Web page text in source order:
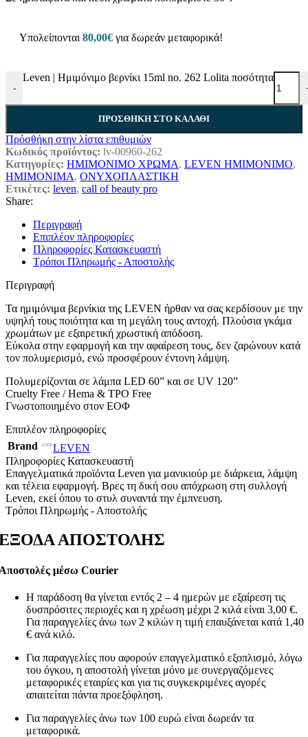
Υπολείπονται 80,00€ για δωρεάν μεταφορικά!
-
Leven | Ημιμόνιμο βερνίκι 15ml no. 262 Lolita ποσότητα
ΠΡΟΣΘΉΚΗ ΣΤΟ ΚΑΛΆΘΙ
Πρόσθήκη στην λίστα επιθυμιών
Κωδικός προϊόντος: lv-00960-262
Κατηγορίες: ΗΜΙΜΟΝΙΜΟ ΧΡΩΜΑ, LEVEN ΗΜΙΜΟΝΙΜΟ,
ΗΜΙΜΟΝΙΜΑ, ΟΝΥΧΟΠΛΑΣΤΙΚΗ
Ετικέτες: leven, call of beauty pro
Share:
Περιγραφή
Επιπλέον πληροφορίες
Πληροφορίες Κατασκευαστή
Τρόποι Πληρωμής - Αποστολής
Περιγραφή
Τα ημιμόνιμα βερνίκια της LEVEN ήρθαν να σας κερδίσουν με την
υψηλή τους ποιότητα και τη μεγάλη τους αντοχή. Πλούσια γκάμα
χρωμάτων με εξαιρετική χρωστική απόδοση.
Εύκολα στην εφαρμογή και την αφαίρεση τους, δεν ζαρώνουν κατά
τον πολυμερισμό, ενώ προσφέρουν έντονη λάμψη.
Πολυμερίζονται σε λάμπα LED 60” και σε UV 120”
Cruelty Free / Hema & TPO Free
Γνωστοποιημένο στον ΕΟΦ
Επιπλέον πληροφορίες
Brand
LEVEN
Πληροφορίες Κατασκευαστή
Επαγγελματικά προϊόντα Leven για μανικιούρ με διάρκεια, λάμψη
και τέλεια εφαρμογή. Βρες τη δική σου απόχρωση στη συλλογή
Leven, εκεί όπου το στυλ συναντά την έμπνευση.
Τρόποι Πληρωμής - Αποστολής
ΑΠΟΣΤΟΛΗΣ
μέσω Courier
Η παράδοση θα γίνεται εντός 2 – 4 ημερών με εξαίρεση τις
δυσπρόσιτες περιοχές και η χρέωση μέχρι 2 κιλά είναι 3,00 €.
Για παραγγελίες άνω των 2 κιλών η τιμή επαυξάνεται κατά 1,40
€ ανά κιλό.
Για παραγγελίες που αφορούν επαγγελματικό εξοπλισμό, λόγω
του όγκου, η αποστολή γίνεται μόνο με συνεργαζόμενες
μεταφορικές εταιρίες και για τις συγκεκριμένες αγορές
απαιτείται πάντα προεξόφληση.
Για παραγγελίες άνω των 100 ευρώ είναι δωρεάν τα
μεταφορικά.